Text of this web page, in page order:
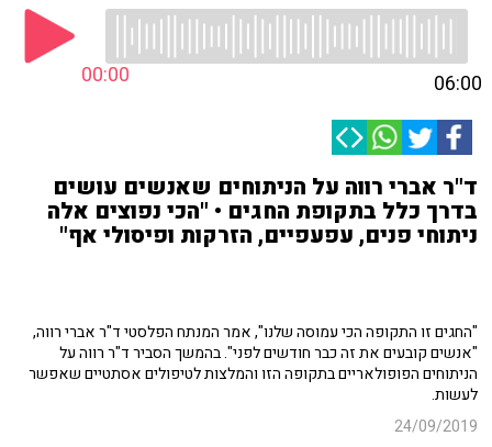
00:00 06:00
ד"ר אברי רווה על הניתוחים שאנשים עושים
בדרך כלל בתקופת החגים • "הכי נפוצים אלה
ניתוחי פנים, עפעפיים, הזרקות ופיסולי אף"
"החגים זו התקופה הכי עמוסה שלנו", אמר המנתח הפלסטי ד"ר אברי רווה,
"אנשים קובעים את זה כבר חודשים לפני". בהמשך הסביר ד"ר רווה על
הניתוחים הפופולאריים בתקופה הזו והמלצות לטיפולים אסתטיים שאפשר
לעשות.
24/09/2019